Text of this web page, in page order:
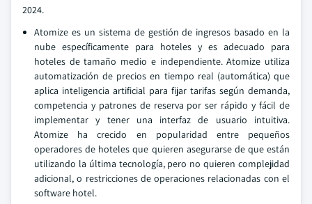
2024.
Atomize es un sistema de gestión de ingresos basado en la
nube específicamente para hoteles y es adecuado para
hoteles de tamaño medio e independiente. Atomize utiliza
automatización de precios en tiempo real (automática) que
aplica inteligencia artificial para fijar tarifas según demanda,
competencia y patrones de reserva por ser rápido y fácil de
implementar y tener una interfaz de usuario intuitiva.
Atomize ha crecido en popularidad entre pequeños
operadores de hoteles que quieren asegurarse de que están
utilizando la última tecnología, pero no quieren complejidad
adicional, o restricciones de operaciones relacionadas con el
software hotel.